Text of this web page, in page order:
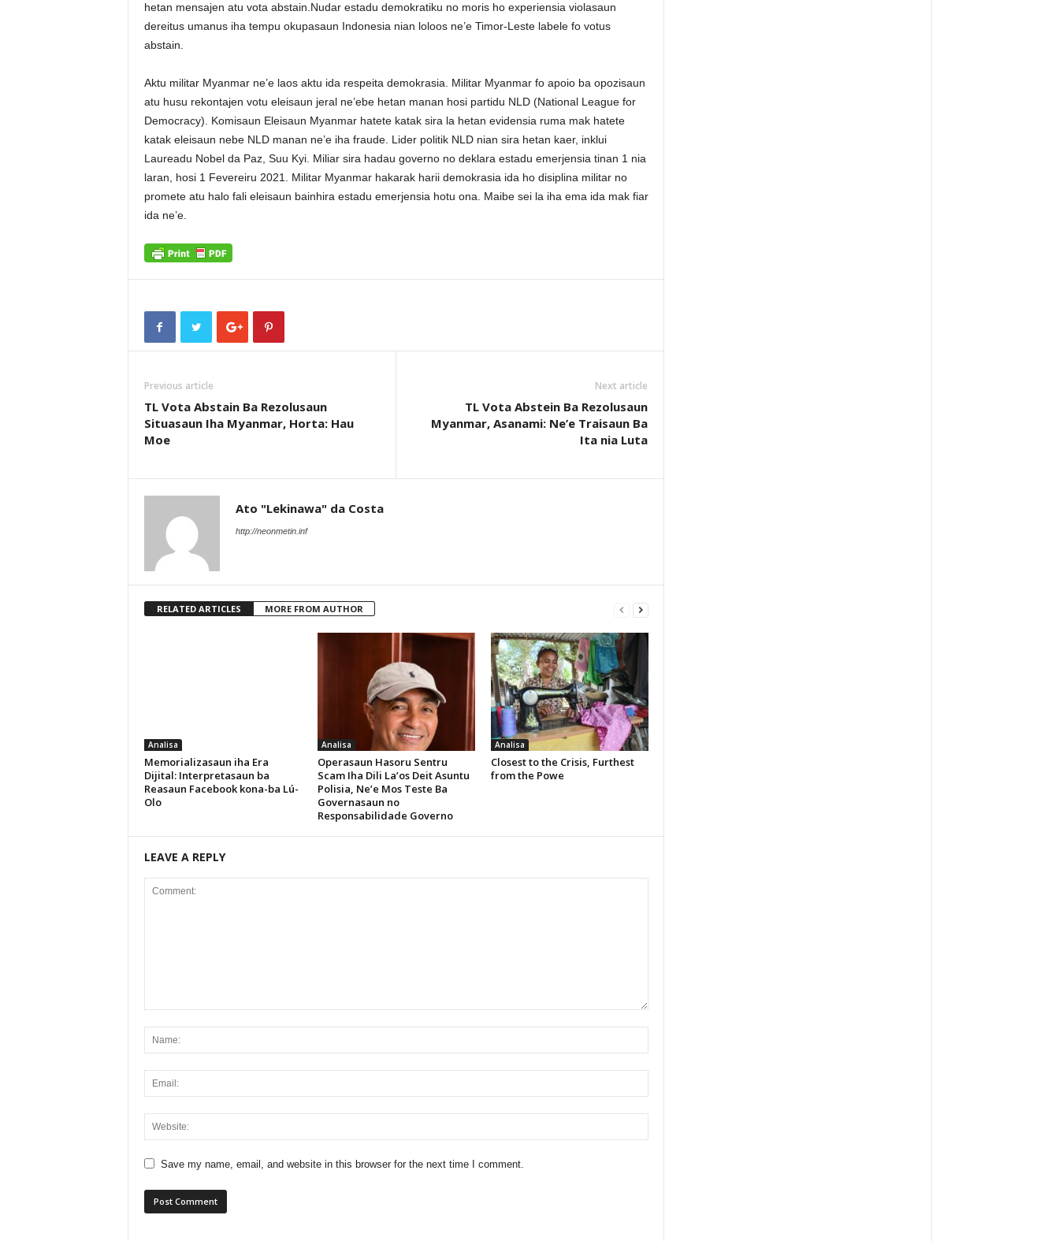
hetan mensajen atu vota abstain.Nudar estadu demokratiku no moris ho experiensia violasaun
dereitus umanus iha tempu okupasaun Indonesia nian loloos ne’e Timor-Leste labele fo votus
abstain.
Aktu militar Myanmar ne’e laos aktu ida respeita demokrasia. Militar Myanmar fo apoio ba opozisaun
atu husu rekontajen votu eleisaun jeral ne’ebe hetan manan hosi partidu NLD (National League for
Democracy). Komisaun Eleisaun Myanmar hatete katak sira la hetan evidensia ruma mak hatete
katak eleisaun nebe NLD manan ne’e iha fraude. Lider politik NLD nian sira hetan kaer, inklui
Laureadu Nobel da Paz, Suu Kyi. Miliar sira hadau governo no deklara estadu emerjensia tinan 1 nia
laran, hosi 1 Fevereiru 2021. Militar Myanmar hakarak harii demokrasia ida ho disiplina militar no
promete atu halo fali eleisaun bainhira estadu emerjensia hotu ona. Maibe sei la iha ema ida mak fiar
ida ne’e.
Previous article
TL Vota Abstain Ba Rezolusaun
Situasaun Iha Myanmar, Horta: Hau
Moe
Next article
TL Vota Abstein Ba Rezolusaun
Myanmar, Asanami: Ne’e Traisaun Ba
Ita nia Luta
Ato "Lekinawa" da Costa
http://neonmetin.inf
RELATED ARTICLES MORE FROM AUTHOR
Analisa
Memorializasaun iha Era
Dijital: Interpretasaun ba
Reasaun Facebook kona-ba Lú-
Olo
Analisa
Operasaun Hasoru Sentru
Scam Iha Dili La’os Deit Asuntu
Polisia, Ne’e Mos Teste Ba
Governasaun no
Responsabilidade Governo
Analisa
Closest to the Crisis, Furthest
from the Powe
LEAVE A REPLY
Save my name, email, and website in this browser for the next time I comment.